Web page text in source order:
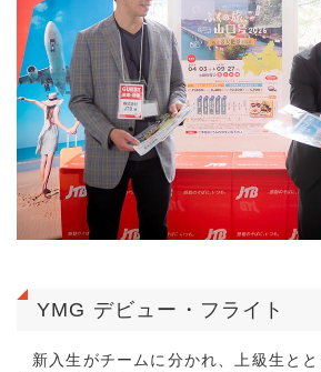
YMG デビュー・フライト
新入生がチームに分かれ、上級生と